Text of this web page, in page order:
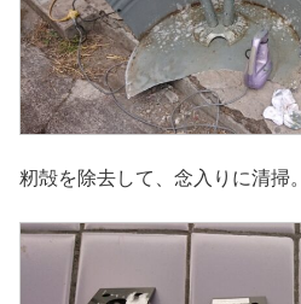
籾殻を除去して、念入りに清掃。